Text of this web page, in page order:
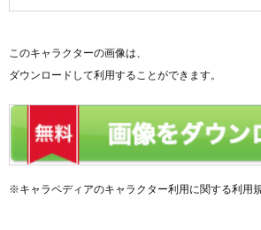
このキャラクターの画像は、
ダウンロードして利用することができます。
※キャラペディアのキャラクター利用に関する利用